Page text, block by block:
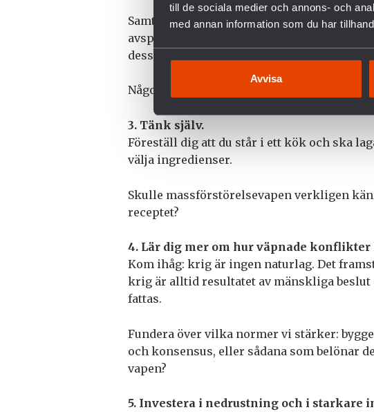
till de sociala medier och annons- och
med annan information som du har
Avvisa
Samtidigt vet vi att det som faktiskt gav
avspänning, samarbete, nedrustning och
dess institutioner.
Något som dessutom frigjorde enorma
3. Tänk själv.
Föreställ dig att du står i ett kök och ska
välja ingredienser.
Skulle massförstörelsevapen verkligen
receptet?
4. Lär dig mer om hur väpnade konflikter
Kom ihåg: krig är ingen naturlag. Det
krig är alltid resultatet av mänskliga
fattas.
Fundera över vilka normer vi stärker:
och konsensus, eller sådana som belönar
vapen?
5. Investera i nedrustning och i starkare